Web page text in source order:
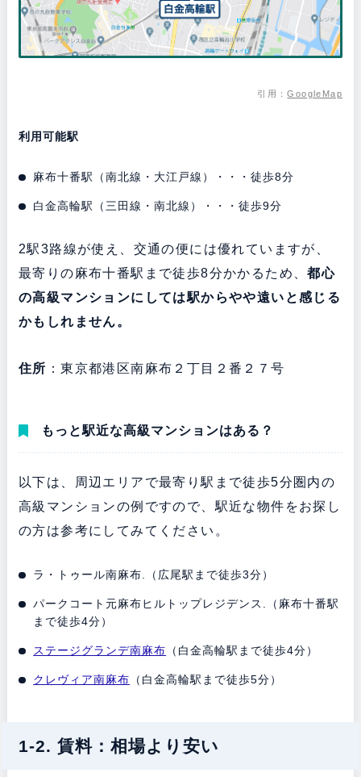
引用：GoogleMap
利用可能駅
麻布十番駅（南北線・大江戸線）・・・徒歩8分
白金高輪駅（三田線・南北線）・・・徒歩9分
2駅3路線が使え、交通の便には優れていますが、
最寄りの麻布十番駅まで徒歩8分かかるため、都心
の高級マンションにしては駅からやや遠いと感じる
かもしれません。
住所 ：東京都港区南麻布２丁目２番２７号
もっと駅近な高級マンションはある？
以下は、周辺エリアで最寄り駅まで徒歩5分圏内の
高級マンションの例ですので、駅近な物件をお探し
の方は参考にしてみてください。
ラ・トゥール南麻布.（広尾駅まで徒歩3分）
パークコート元麻布ヒルトップレジデンス.（麻布十番駅
まで徒歩4分）
ステージグランデ南麻布 （白金高輪駅まで徒歩4分）
クレヴィア南麻布 （白金高輪駅まで徒歩5分）
1-2. 賃料：相場より安い